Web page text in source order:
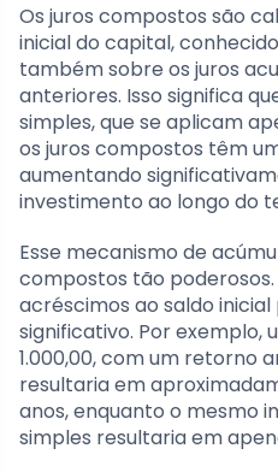
Os juros compostos são
inicial do capital,
também sobre os juros
anteriores. Isso significa
simples, que se aplicam
os juros compostos têm
aumentando
investimento ao longo do
Esse mecanismo de
compostos tão
acréscimos ao saldo
significativo. Por exemplo,
1.000,00, com um retorno
resultaria em
anos, enquanto o mesmo
simples resultaria em